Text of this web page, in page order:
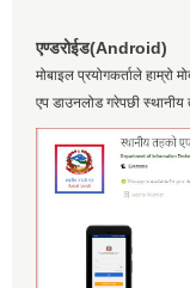
एण्डरोईड(Android)
मोबाइल प्रयोगकर्ताले हाम्रो
एप डाउनलोड गरेपछी स्थानीय